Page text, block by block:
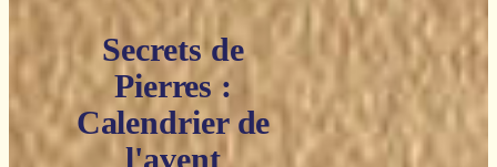
Secrets de
Pierres :
Calendrier de
l'avent